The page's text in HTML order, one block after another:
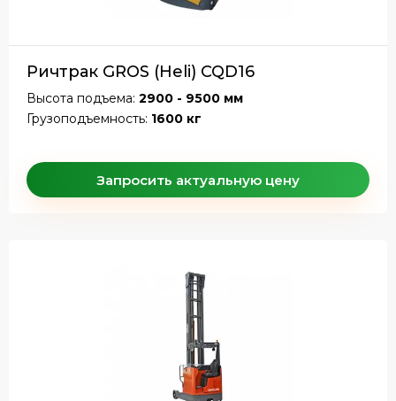
Ричтрак GROS (Heli) CQD16
Высота подъема: 2900 - 9500 мм
Грузоподъемность: 1600 кг
Запросить актуальную цену